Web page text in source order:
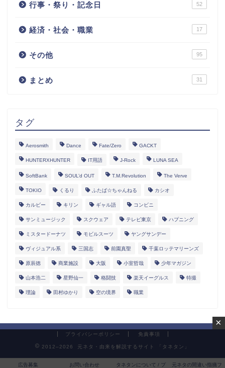
行事・祭り・記念日 52
経済・社会・職業 17
その他 95
まとめ 31
タグ
Aerosmith Dance Fate/Zero GACKT
HUNTERXHUNTER IT用語 J-Rock LUNA SEA
SoftBank SOUL’d OUT T.M.Revolution The Verve
TOKIO くるり ふたば☆ちゃんねる カシオ
カルビー キリン ギャル語 コンビニ
サンミュージック スクウェア テレビ東京 ハプニング
ミスタードーナツ モビルスーツ ヤングサンデー
ヴィジュアル系 三国志 前園真聖 千葉ロッテマリーンズ
原辰徳 商業施設 大阪 小室哲哉 少年マガジン
山本浩二 星野仙一 格闘技 楽天イーグルス 特撮
理論 田村ゆかり 空の境界 職業
プライバシーポリシー 免責事項
2012–2026 元ネタ・由来を解説するサイト 「タネタン」
広告募集 お問い合わせ タネタンについて / プ 元ネタの間違い指摘フ
×